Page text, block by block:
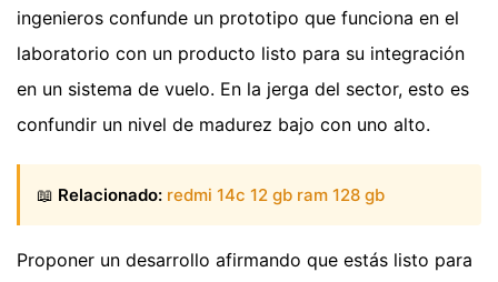
ingenieros confunde un prototipo que funciona en el
laboratorio con un producto listo para su integración
en un sistema de vuelo. En la jerga del sector, esto es
confundir un nivel de madurez bajo con uno alto.
📖 Relacionado: redmi 14c 12 gb ram 128 gb
Proponer un desarrollo afirmando que estás listo para